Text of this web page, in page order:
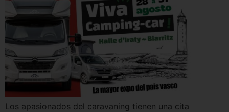
Los apasionados del caravaning tienen una cita